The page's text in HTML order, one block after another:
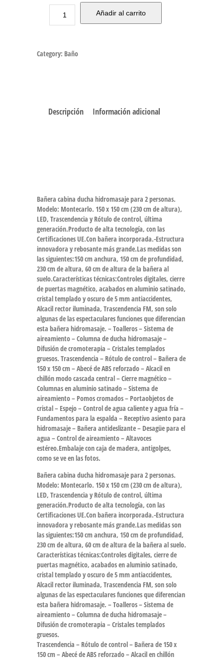
Añadir al carrito
Category: Baño
Descripción Información adicional
Bañera cabina ducha hidromasaje para 2 personas.
Modelo: Montecarlo. 150 x 150 cm (230 cm de altura),
LED, Trascendencia y Rótulo de control, última
generación.Producto de alta tecnología, con las
Certificaciones UE.Con bañera incorporada.-Estructura
innovadora y rebosante más grande.Las medidas son
las siguientes:150 cm anchura, 150 cm de profundidad,
230 cm de altura, 60 cm de altura de la bañera al
suelo.Características técnicas:Controles digitales, cierre
de puertas magnético, acabados en aluminio satinado,
cristal templado y oscuro de 5 mm antiaccidentes,
Alcacil rector iluminada, Trascendencia FM, son solo
algunas de las espectaculares funciones que diferencian
esta bañera hidromasaje. – Toalleros – Sistema de
aireamiento – Columna de ducha hidromasaje –
Difusión de cromoterapia – Cristales templados
gruesos. Trascendencia – Rótulo de control – Bañera de
150 x 150 cm – Abecé de ABS reforzado – Alcacil en
chillón modo cascada central – Cierre magnético –
Columnas en aluminio satinado – Sistema de
aireamiento – Pomos cromados – Portaobjetos de
cristal – Espejo – Control de agua caliente y agua fría –
Fundamentos para la espalda – Receptivo asiento para
hidromasaje – Bañera antideslizante – Desagüe para el
agua – Control de aireamiento – Altavoces
estéreo.Embalaje con caja de madera, antigolpes,
como se ve en las fotos.
Bañera cabina ducha hidromasaje para 2 personas.
Modelo: Montecarlo. 150 x 150 cm (230 cm de altura),
LED, Trascendencia y Rótulo de control, última
generación.Producto de alta tecnología, con las
Certificaciones UE.Con bañera incorporada.-Estructura
innovadora y rebosante más grande.Las medidas son
las siguientes:150 cm anchura, 150 cm de profundidad,
230 cm de altura, 60 cm de altura de la bañera al suelo.
Características técnicas:Controles digitales, cierre de
puertas magnético, acabados en aluminio satinado,
cristal templado y oscuro de 5 mm antiaccidentes,
Alcacil rector iluminada, Trascendencia FM, son solo
algunas de las espectaculares funciones que diferencian
esta bañera hidromasaje. – Toalleros – Sistema de
aireamiento – Columna de ducha hidromasaje –
Difusión de cromoterapia – Cristales templados
gruesos.
Trascendencia – Rótulo de control – Bañera de 150 x
150 cm – Abecé de ABS reforzado – Alcacil en chillón